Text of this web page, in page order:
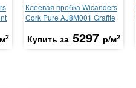
2
Клеевая пробка Wicanders
Cork Pure AJ8M001 Grafite
Купить за 5297 р/м2